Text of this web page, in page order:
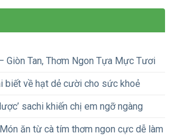
Giòn Tan, Thơm Ngon Tựa Mực Tươi
biết về hạt dẻ cười cho sức khoẻ
sachi khiến chị em ngỡ ngàng
ăn từ cà tím thơm ngon cực dễ làm